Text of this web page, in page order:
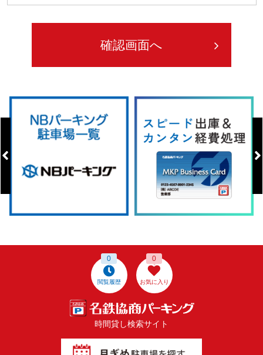
閲覧履歴
0
お気に入り
0
時間貸し検索サイト